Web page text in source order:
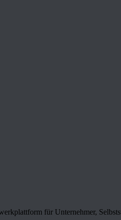
für Unternehmer,